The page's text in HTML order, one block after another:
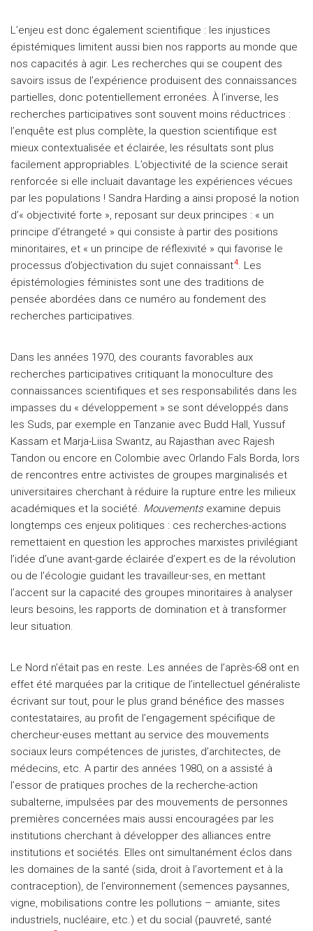
L’enjeu est donc également scientifique : les injustices
épistémiques limitent aussi bien nos rapports au monde que
nos capacités à agir. Les recherches qui se coupent des
savoirs issus de l’expérience produisent des connaissances
partielles, donc potentiellement erronées. À l’inverse, les
recherches participatives sont souvent moins réductrices :
l’enquête est plus complète, la question scientifique est
mieux contextualisée et éclairée, les résultats sont plus
facilement appropriables. L’objectivité de la science serait
renforcée si elle incluait davantage les expériences vécues
par les populations ! Sandra Harding a ainsi proposé la notion
d’« objectivité forte », reposant sur deux principes : « un
principe d’étrangeté » qui consiste à partir des positions
minoritaires, et « un principe de réflexivité » qui favorise le
processus d’objectivation du sujet connaissant4. Les
épistémologies féministes sont une des traditions de
pensée abordées dans ce numéro au fondement des
recherches participatives.
Dans les années 1970, des courants favorables aux
recherches participatives critiquant la monoculture des
connaissances scientifiques et ses responsabilités dans les
impasses du « développement » se sont développés dans
les Suds, par exemple en Tanzanie avec Budd Hall, Yussuf
Kassam et Marja-Liisa Swantz, au Rajasthan avec Rajesh
Tandon ou encore en Colombie avec Orlando Fals Borda, lors
de rencontres entre activistes de groupes marginalisés et
universitaires cherchant à réduire la rupture entre les milieux
académiques et la société. Mouvementsexamine depuis
longtemps ces enjeux politiques : ces recherches-actions
remettaient en question les approches marxistes privilégiant
l’idée d’une avant-garde éclairée d’expert.es de la révolution
ou de l’écologie guidant les travailleur∙ses, en mettant
l’accent sur la capacité des groupes minoritaires à analyser
leurs besoins, les rapports de domination et à transformer
leur situation.
Le Nord n’était pas en reste. Les années de l’après-68 ont en
effet été marquées par la critique de l’intellectuel généraliste
écrivant sur tout, pour le plus grand bénéfice des masses
contestataires, au profit de l’engagement spécifique de
chercheur∙euses mettant au service des mouvements
sociaux leurs compétences de juristes, d’architectes, de
médecins, etc. A partir des années 1980, on a assisté à
l’essor de pratiques proches de la recherche-action
subalterne, impulsées par des mouvements de personnes
premières concernées mais aussi encouragées par les
institutions cherchant à développer des alliances entre
institutions et sociétés. Elles ont simultanément éclos dans
les domaines de la santé (sida, droit à l’avortement et à la
contraception), de l’environnement (semences paysannes,
vigne, mobilisations contre les pollutions – amiante, sites
industriels, nucléaire, etc.) et du social (pauvreté, santé